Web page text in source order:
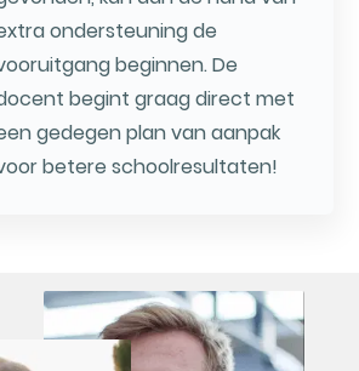
ondersteuning de
beginnen. De
begint graag direct met
gedegen plan van aanpak
betere schoolresultaten!